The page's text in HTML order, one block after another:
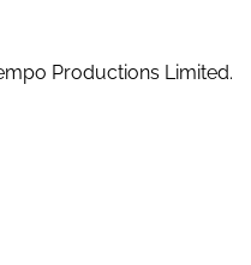
Productions Limited.